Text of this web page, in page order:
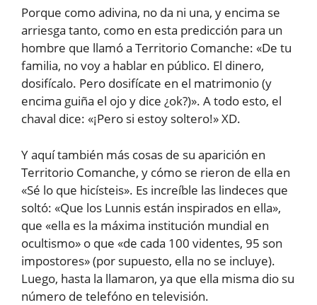
Porque como adivina, no da ni una, y encima se
arriesga tanto, como en esta predicción para un
hombre que llamó a Territorio Comanche: «De tu
familia, no voy a hablar en público. El dinero,
dosifícalo. Pero dosifícate en el matrimonio (y
encima guiña el ojo y dice ¿ok?)». A todo esto, el
chaval dice: «¡Pero si estoy soltero!» XD.
Y aquí también más cosas de su aparición en
Territorio Comanche, y cómo se rieron de ella en
«Sé lo que hicísteis». Es increíble las lindeces que
soltó: «Que los Lunnis están inspirados en ella»,
que «ella es la máxima institución mundial en
ocultismo» o que «de cada 100 videntes, 95 son
impostores» (por supuesto, ella no se incluye).
Luego, hasta la llamaron, ya que ella misma dio su
número de telefóno en televisión.